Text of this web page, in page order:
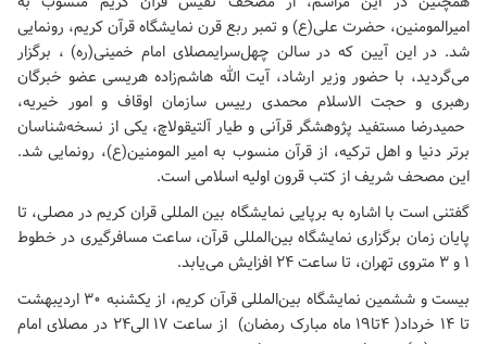
امیرالمومنین، حضرت علی(ع) و تمبر ربع قرن نمایشگاه قرآن کریم، رونمایی
شد. در این آیین که در سالن چهل‌سرایمصلای امام خمینی(ره) ، برگزار
می‌گردید، با حضور وزیر ارشاد، آیت الله هاشم‌زاده هریسی عضو خبرگان
رهبری و حجت الاسلام محمدی رییس سازمان اوقاف و امور خیریه،
حمیدرضا مستفید پژوهشگر قرآنی و طیار آلتیقولاچ، یکی از نسخه‌شناسان
برتر دنیا و اهل ترکیه، از قرآن منسوب به امیر المومنین(ع)، رونمایی شد.
این مصحف شریف از کتب قرون اولیه اسلامی است.
گفتنی است با اشاره به برپایی نمایشگاه بین المللی قران کریم در مصلی، تا
پایان زمان برگزاری نمایشگاه بین‌المللی قرآن، ساعت مسافرگیری در خطوط
۱ و ۳ متروی تهران، تا ساعت ۲۴ افزایش می‌یابد.
بیست و ششمین نمایشگاه بین‌المللی قرآن کریم، از یکشنبه ۳۰ اردیبهشت
تا ۱۴ خرداد( ۴تا۱۹ ماه مبارک رمضان) از ساعت ۱۷ الی۲۴ در
مصلای امام